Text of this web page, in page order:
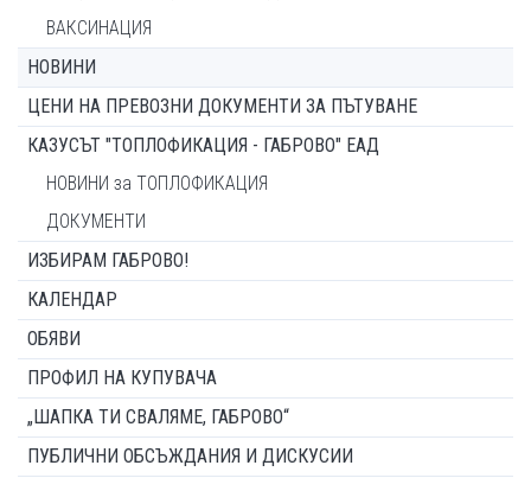
ВАКСИНАЦИЯ
НОВИНИ
ЦЕНИ НА ПРЕВОЗНИ ДОКУМЕНТИ ЗА ПЪТУВАНЕ
КАЗУСЪТ "ТОПЛОФИКАЦИЯ - ГАБРОВО" ЕАД
НОВИНИ за ТОПЛОФИКАЦИЯ
ДОКУМЕНТИ
ИЗБИРАМ ГАБРОВО!
КАЛЕНДАР
ОБЯВИ
ПРОФИЛ НА КУПУВАЧА
„ШАПКА ТИ СВАЛЯМЕ, ГАБРОВО“
ПУБЛИЧНИ ОБСЪЖДАНИЯ И ДИСКУСИИ